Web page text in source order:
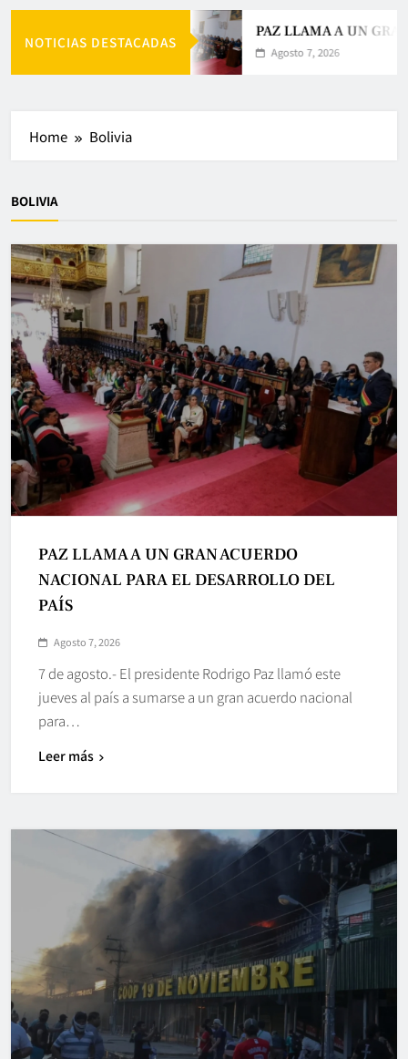
NOTICIAS DESTACADAS
PAZ LLAMA A UN GRAN
Agosto 7, 2026
Home Bolivia
BOLIVIA
PAZ LLAMA A UN GRAN ACUERDO
NACIONAL PARA EL DESARROLLO DEL
PAÍS
Agosto 7, 2026
7 de agosto.- El presidente Rodrigo Paz llamó este
jueves al país a sumarse a un gran acuerdo nacional
para…
Leer más